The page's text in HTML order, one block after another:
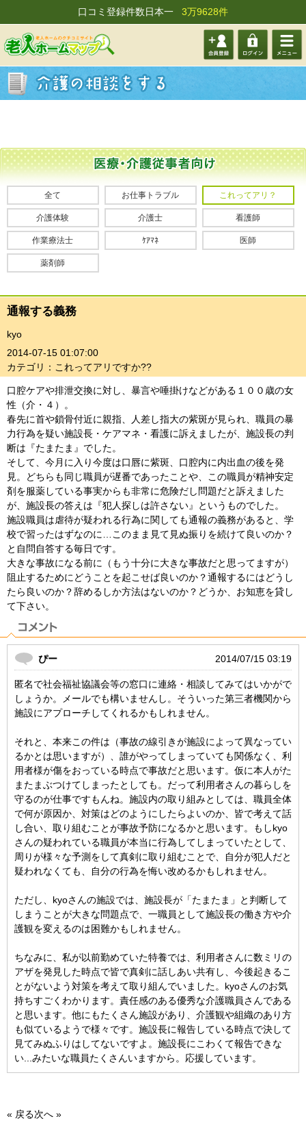
口コミ登録件数日本一 3万9628件
会員登 ログイ メニュ
全て お仕事トラブル これってアリ？
介護体験 介護士 看護師
作業療法士 ｹｱﾏﾈ 医師
薬剤師
通報する義務
kyo
2014-07-15 01:07:00
カテゴリ：これってアリですか??
口腔ケアや排泄交換に対し、暴言や唾掛けなどがある１００歳の女
性（介・４）。
春先に首や鎖骨付近に親指、人差し指大の紫斑が見られ、職員の暴
力行為を疑い施設長・ケアマネ・看護に訴えましたが、施設長の判
断は『たまたま』でした。
そして、今月に入り今度は口唇に紫斑、口腔内に内出血の後を発
見。どちらも同じ職員が遅番であったことや、この職員が精神安定
剤を服薬している事実からも非常に危険だし問題だと訴えました
が、施設長の答えは『犯人探しは許さない』というものでした。
施設職員は虐待が疑われる行為に関しても通報の義務があると、学
校で習ったはずなのに…このまま見て見ぬ振りを続けて良いのか？
と自問自答する毎日です。
大きな事故になる前に（もう十分に大きな事故だと思ってますが）
阻止するためにどうことを起こせば良いのか？通報するにはどうし
たら良いのか？辞めるしか方法はないのか？どうか、お知恵を貸し
て下さい。
ぴー 2014/07/15 03:19
匿名で社会福祉協議会等の窓口に連絡・相談してみてはいかがで
しょうか。メールでも構いませんし。そういった第三者機関から
施設にアプローチしてくれるかもしれません。
それと、本来この件は（事故の線引きが施設によって異なってい
るかとは思いますが）、誰がやってしまっていても関係なく、利
用者様が傷をおっている時点で事故だと思います。仮に本人がた
またまぶつけてしまったとしても。だって利用者さんの暮らしを
守るのが仕事ですもんね。施設内の取り組みとしては、職員全体
で何が原因か、対策はどのようにしたらよいのか、皆で考えて話
し合い、取り組むことが事故予防になるかと思います。もしkyo
さんの疑われている職員が本当に行為してしまっていたとして、
周りが様々な予測をして真剣に取り組むことで、自分が犯人だと
疑われなくても、自分の行為を悔い改めるかもしれません。
ただし、kyoさんの施設では、施設長が「たまたま」と判断して
しまうことが大きな問題点で、一職員として施設長の働き方や介
護観を変えるのは困難かもしれません。
ちなみに、私が以前勤めていた特養では、利用者さんに数ミリの
アザを発見した時点で皆で真剣に話しあい共有し、今後起きるこ
とがないよう対策を考えて取り組んでいました。kyoさんのお気
持ちすごくわかります。責任感のある優秀な介護職員さんである
と思います。他にもたくさん施設があり、介護観や組織のあり方
も似ているようで様々です。施設長に報告している時点で決して
見てみぬふりはしてないですよ。施設長にこわくて報告できな
い...みたいな職員たくさんいますから。応援しています。
« 戻る次へ »